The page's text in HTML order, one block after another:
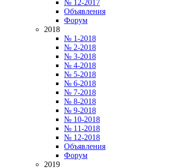
№ 12-2017
Объявления
Форум
2018
№ 1-2018
№ 2-2018
№ 3-2018
№ 4-2018
№ 5-2018
№ 6-2018
№ 7-2018
№ 8-2018
№ 9-2018
№ 10-2018
№ 11-2018
№ 12-2018
Объявления
Форум
2019